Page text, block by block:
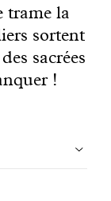
trame la
sortent
sacrées
!